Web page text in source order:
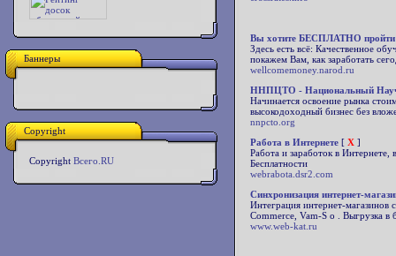
Баннеры
Copyright
Copyright Всего.RU
Вы хотите БЕСПЛАТНО пройти
Здесь есть всё: Качественное
покажем Вам, как заработать
wellcomemoney.narod.ru
ННПЦТО - Национальный
Начинается освоение рынка
высокодоходный бизнес без
nnpcto.org
Работа в Интернете [ X ]
Работа и заработок в
Бесплатности
webrabota.dsr2.com
Синхронизация интернет-
Интеграция интернет-
Commerce, Vam-S o . Выгрузка в
www.web-kat.ru